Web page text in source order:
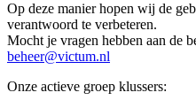
Op deze manier hopen wij de
verantwoord te verbeteren.
Mocht je vragen hebben aan de
beheer@victum.nl
Onze actieve groep klussers: